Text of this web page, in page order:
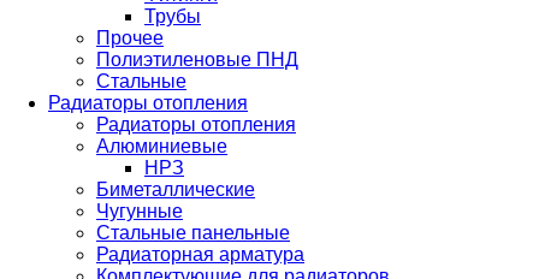
Трубы
Прочее
Полиэтиленовые ПНД
Стальные
Радиаторы отопления
Радиаторы отопления
Алюминиевые
НРЗ
Биметаллические
Чугунные
Стальные панельные
Радиаторная арматура